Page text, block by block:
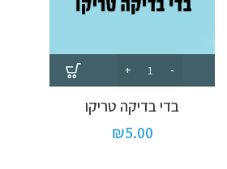
בדי בדיקה טריקו
₪5.00